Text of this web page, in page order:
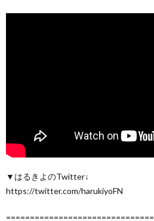
▼はるきよのTwitter↓
https://twitter.com/harukiyoFN
===============================